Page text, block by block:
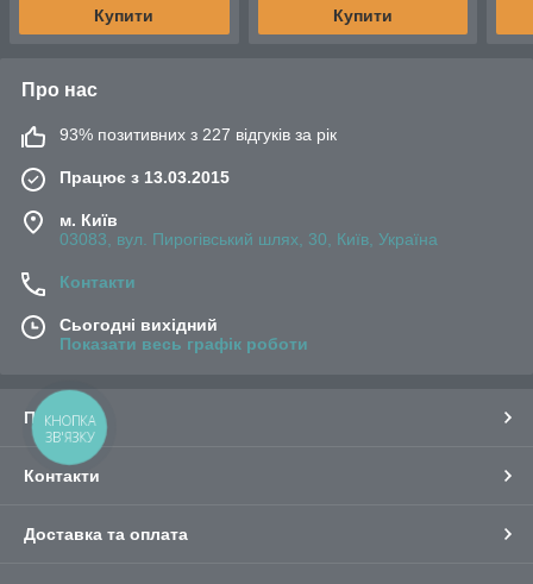
Купити Купити
Про нас
93% позитивних з 227 відгуків за рік
Працює з 13.03.2015
м. Київ
03083, вул. Пирогівський шлях, 30, Київ, Україна
Контакти
Сьогодні вихідний
Показати весь графік роботи
Про нас
Контакти
Доставка та оплата
КНОПКА
ЗВ'ЯЗКУ